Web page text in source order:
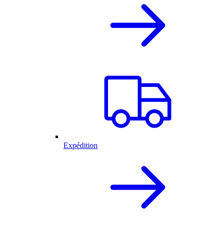
Expédition